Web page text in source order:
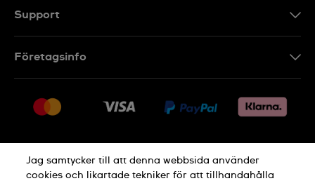
Support
Returer
Försäljningsvillkor
Ångra köp
Företagsinfo
Jobs
Jag samtycker till att denna webbsida använder
cookies och likartade tekniker för att tillhandahålla